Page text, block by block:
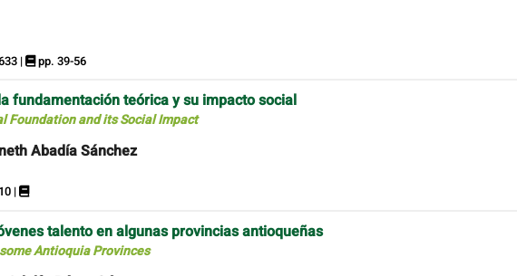
| pp. 39-56
fundamentación teórica y su impacto social
Foundation and its Social Impact
Abadía Sánchez
|
talento en algunas provincias antioqueñas
Antioquia Provinces